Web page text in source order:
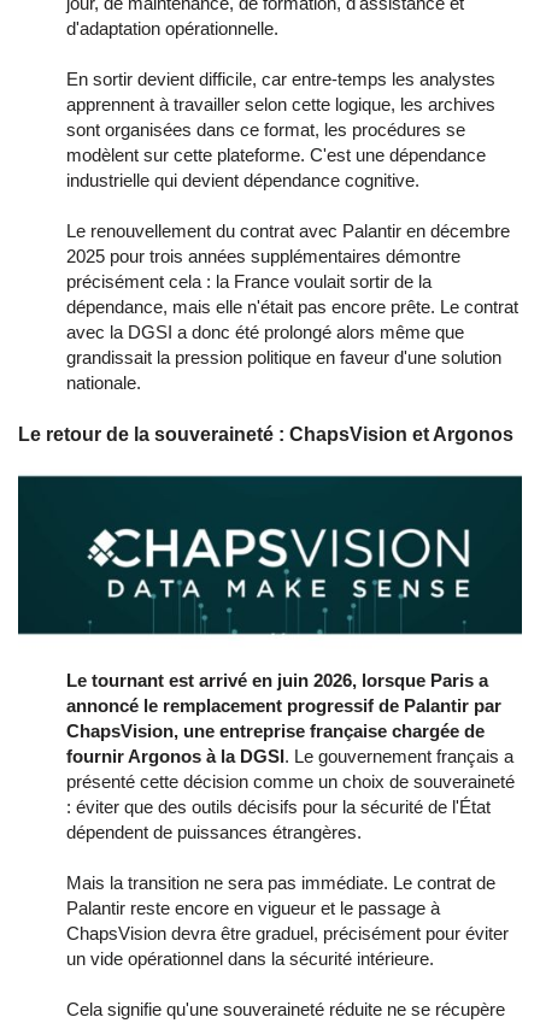
d'adaptation opérationnelle.
En sortir devient difficile, car entre-temps les analystes
apprennent à travailler selon cette logique, les archives
sont organisées dans ce format, les procédures se
modèlent sur cette plateforme. C'est une dépendance
industrielle qui devient dépendance cognitive.
Le renouvellement du contrat avec Palantir en décembre
2025 pour trois années supplémentaires démontre
précisément cela : la France voulait sortir de la
dépendance, mais elle n'était pas encore prête. Le contrat
avec la DGSI a donc été prolongé alors même que
grandissait la pression politique en faveur d'une solution
nationale.
Le retour de la souveraineté : ChapsVision et Argonos
Le tournant est arrivé en juin 2026, lorsque Paris a
annoncé le remplacement progressif de Palantir par
ChapsVision, une entreprise française chargée de
fournir Argonos à la DGSI. Le gouvernement français a
présenté cette décision comme un choix de souveraineté
: éviter que des outils décisifs pour la sécurité de l'État
dépendent de puissances étrangères.
Mais la transition ne sera pas immédiate. Le contrat de
Palantir reste encore en vigueur et le passage à
ChapsVision devra être graduel, précisément pour éviter
un vide opérationnel dans la sécurité intérieure.
Cela signifie qu'une souveraineté réduite ne se récupère